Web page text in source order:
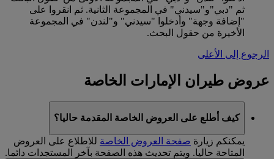
ثم "دبي"و"سيدني" في المجموعة الثانية. ثم انقروا على
"إضافة وجهة" وأدخلوا "سيدني" و"لندن" في المجموعة
الأخيرة من حقول البحث.
الرجوع إلى الأعلى
عروض طيران الإمارات الخاصة
كيف أطلع على العروض الخاصة المقدمة حاليا؟
يمكنكم زيارة صفحة العروض الخاصة للاطلاع على العروض
المتاحة حاليا. ويتم تحديث هذه الصفحة بآخر المستجدات دائما.